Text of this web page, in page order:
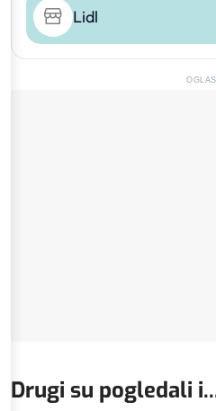
Lidl
OGLAS
Drugi su pogledali